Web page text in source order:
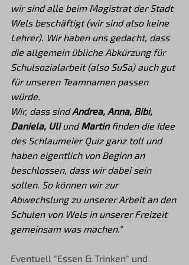
wir sind alle beim Magistrat der Stadt
Wels beschäftigt (wir sind also keine
Lehrer). Wir haben uns gedacht, dass
die allgemein übliche Abkürzung für
Schulsozialarbeit (also SuSa) auch gut
für unseren Teamnamen passen
würde.
Wir, dass sind Andrea, Anna, Bibi,
Daniela, Uli und Martin finden die Idee
des Schlaumeier Quiz ganz toll und
haben eigentlich von Beginn an
beschlossen, dass wir dabei sein
sollen. So können wir zur
Abwechslung zu unserer Arbeit an den
Schulen von Wels in unserer Freizeit
gemeinsam was machen."
Eventuell "Essen & Trinken" und